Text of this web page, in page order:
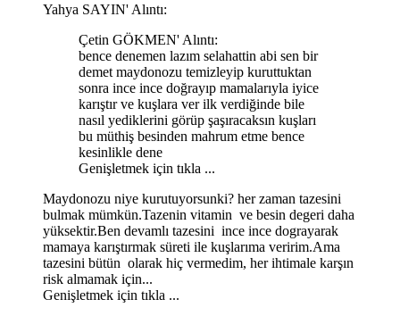
Yahya SAYIN' Alıntı:
Çetin GÖKMEN' Alıntı:
bence denemen lazım selahattin abi sen bir
demet maydonozu temizleyip kuruttuktan
sonra ince ince doğrayıp mamalarıyla iyice
karıştır ve kuşlara ver ilk verdiğinde bile
nasıl yediklerini görüp şaşıracaksın kuşları
bu müthiş besinden mahrum etme bence
kesinlikle dene
Genişletmek için tıkla ...
Maydonozu niye kurutuyorsunki? her zaman tazesini
bulmak mümkün.Tazenin vitamin ve besin degeri daha
yüksektir.Ben devamlı tazesini ince ince dograyarak
mamaya karıştırmak süreti ile kuşlarıma veririm.Ama
tazesini bütün olarak hiç vermedim, her ihtimale karşın
risk almamak için...
Genişletmek için tıkla ...